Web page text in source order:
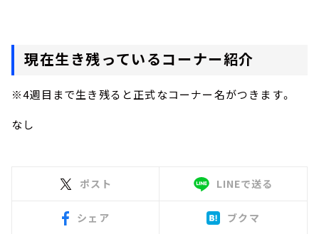
現在生き残っているコーナー紹介
※4週目まで生き残ると正式なコーナー名がつきます。
なし
ポスト LINEで送る
シェア ブクマ